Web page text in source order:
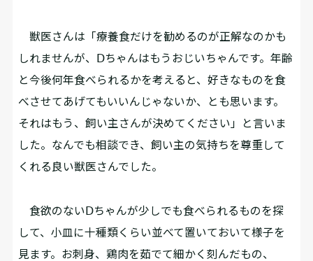
獣医さんは「療養食だけを勧めるのが正解なのかも
しれませんが、Ⅾちゃんはもうおじいちゃんです。年齢
と今後何年食べられるかを考えると、好きなものを食
べさせてあげてもいいんじゃないか、とも思います。
それはもう、飼い主さんが決めてください」と言いま
した。なんでも相談でき、飼い主の気持ちを尊重して
くれる良い獣医さんでした。
食欲のないⅮちゃんが少しでも食べられるものを探
して、小皿に十種類くらい並べて置いておいて様子を
見ます。お刺身、鶏肉を茹でて細かく刻んだもの、